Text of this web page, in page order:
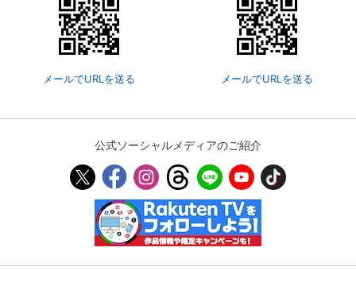
メールでURLを送る メールでURLを送る
公式ソーシャルメディアのご紹介